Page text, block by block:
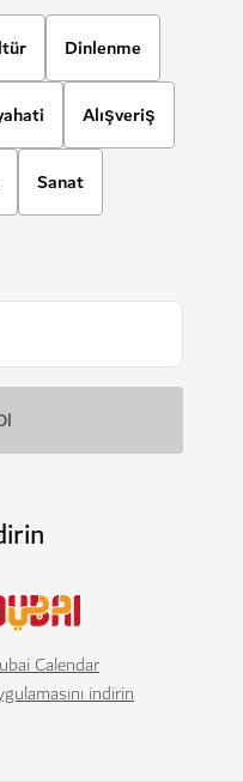
Dinlenme
Alışveriş
Sanat
Calendar
indirin